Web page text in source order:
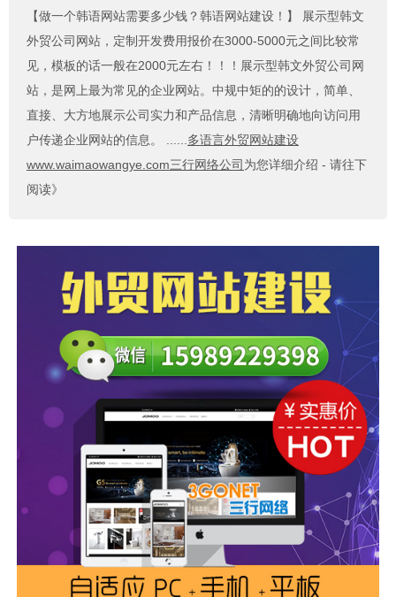
【做一个韩语网站需要多少钱？韩语网站建设！】
展示型韩文
外贸公司网站，定制开发费用报价在3000-5000元之间比较常
见，模板的话一般在2000元左右！！！展示型韩文外贸公司网
站，是网上最为常见的企业网站。中规中矩的的设计，简单、
直接、大方地展示公司实力和产品信息，清晰明确地向访问用
户传递企业网站的信息。 ......多语言外贸网站建设
www.waimaowangye.com三行网络公司 为您详细介绍 - 请往下
阅读》